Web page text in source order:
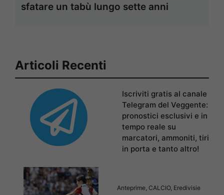
sfatare un tabù lungo sette anni
Articoli Recenti
Iscriviti gratis al canale
Telegram del Veggente:
pronostici esclusivi e in
tempo reale su
marcatori, ammoniti, tiri
in porta e tanto altro!
Anteprime CALCIO, Eredivisie